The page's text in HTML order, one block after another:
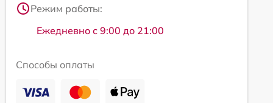
Режим работы:
Ежедневно с 9:00 до 21:00
Способы оплаты